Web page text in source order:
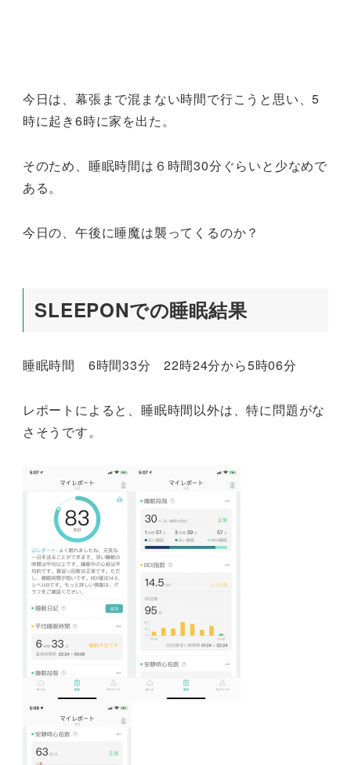
今日は、幕張まで混まない時間で行こうと思い、5
時に起き6時に家を出た。
そのため、睡眠時間は６時間30分ぐらいと少なめで
ある。
今日の、午後に睡魔は襲ってくるのか？
SLEEPONでの睡眠結果
睡眠時間 6時間33分 22時24分から5時06分
レポートによると、睡眠時間以外は、特に問題がな
さそうです。